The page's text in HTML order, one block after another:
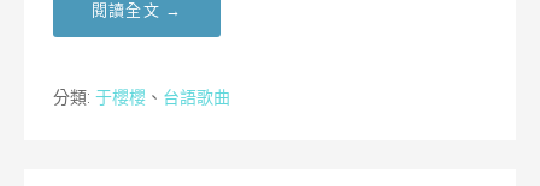
閱讀全文 →
分類: 于櫻櫻 、 台語歌曲